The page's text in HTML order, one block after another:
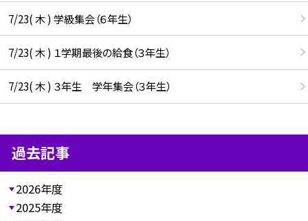
7/23( 木 ) 学級集会（６年生）
7/23( 木 ) １学期最後の給食（３年生）
7/23( 木 ) ３年生 学年集会（３年生）
過去記事
2026年度
2025年度